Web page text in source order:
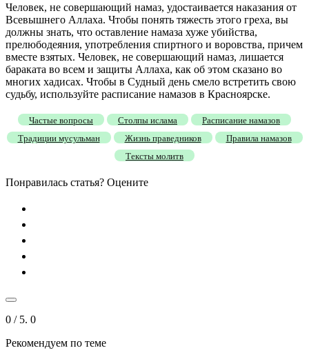
Человек, не совершающий намаз, удостаивается наказания от
Всевышнего Аллаха. Чтобы понять тяжесть этого греха, вы
должны знать, что оставление намаза хуже убийства,
прелюбодеяния, употребления спиртного и воровства, причем
вместе взятых. Человек, не совершающий намаз, лишается
бараката во всем и защиты Аллаха, как об этом сказано во
многих хадисах. Чтобы в Судный день смело встретить свою
судьбу, используйте расписание намазов в Красноярске.
Частые вопросы Столпы ислама
Расписание намазов
Традиции мусульман
Жизнь праведников
Правила намазов
Тексты молитв
Понравилась статья? Оцените
0 / 5. 0
Рекомендуем по теме